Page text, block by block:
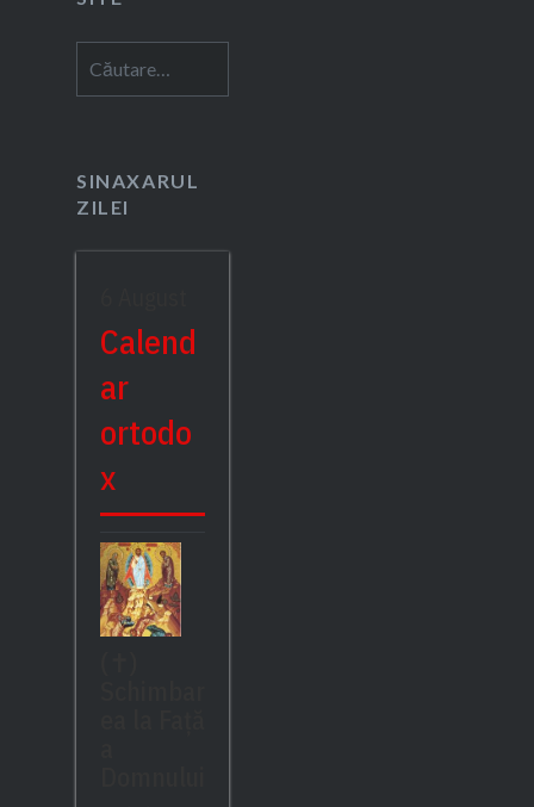
după:
SINAXARUL
ZILEI
Calend
ar
ortodo
x